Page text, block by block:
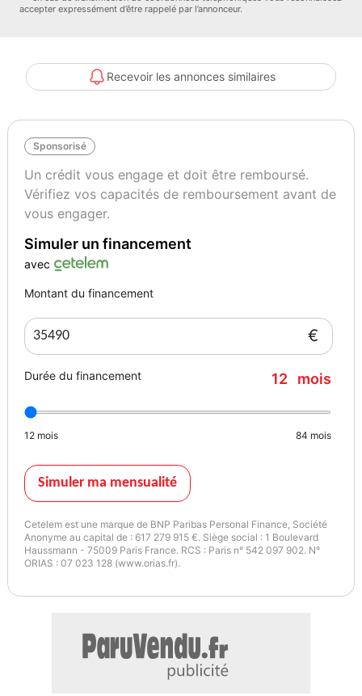
- 1/2 plein
* Premium : 790 euros
- Plein
- Garantie 1an
- Préparation Esthétique ++
Couleur
Noir
Puissance réelle
Autres informations
accepter expressément d’être rappelé par l’annonceur.
Recevoir les annonces similaires
Sponsorisé
Un crédit vous engage et doit être remboursé.
Vérifiez vos capacités de remboursement avant de
vous engager.
Simuler un financement
avec
Montant du financement
€
Durée du financement 12 mois
12 mois 84 mois
Simuler ma mensualité
Cetelem est une marque de BNP Paribas Personal Finance, Société
Anonyme au capital de : 617 279 915 €. Siège social : 1 Boulevard
Haussmann - 75009 Paris France. RCS : Paris n° 542 097 902. N°
ORIAS : 07 023 128 (www.orias.fr).